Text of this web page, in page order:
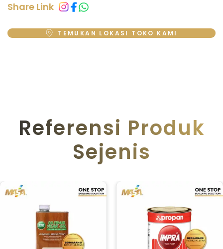
Share Link
TEMUKAN LOKASI TOKO KAMI
Referensi Produk
Sejenis